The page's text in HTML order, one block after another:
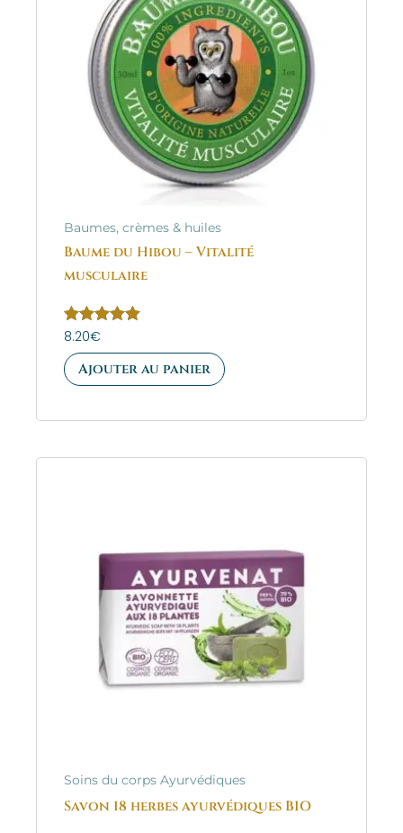
Baumes, crèmes & huiles
Baume du Hibou – Vitalité
musculaire
Note
5.00
sur 5
8.20€
Ajouter au panier
Soins du corps Ayurvédiques
Savon 18 herbes ayurvédiques BIO